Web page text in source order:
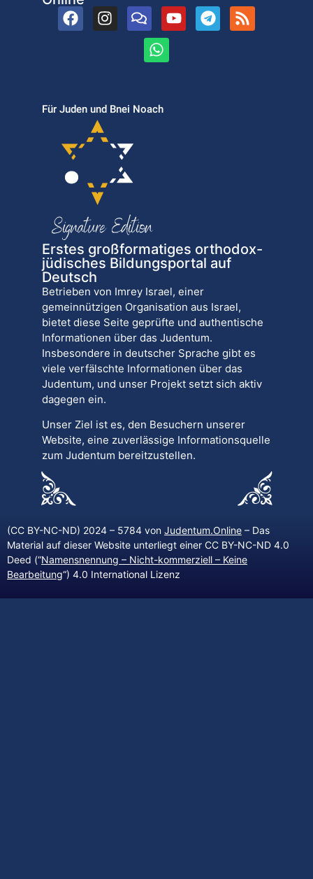
Für Juden und Bnei Noach
Erstes großformatiges orthodox-
jüdisches Bildungsportal auf
Deutsch
Betrieben von Imrey Israel, einer
gemeinnützigen Organisation aus Israel,
bietet diese Seite geprüfte und authentische
Informationen über das Judentum.
Insbesondere in deutscher Sprache gibt es
viele verfälschte Informationen über das
Judentum, und unser Projekt setzt sich aktiv
dagegen ein.
Unser Ziel ist es, den Besuchern unserer
Website, eine zuverlässige Informationsquelle
zum Judentum bereitzustellen.
(CC BY-NC-ND) 2024 – 5784 von Judentum.Online – Das
Material auf dieser Website unterliegt einer CC BY-NC-ND 4.0
Deed (“Namensnennung – Nicht-kommerziell – Keine
Bearbeitung“) 4.0 International Lizenz